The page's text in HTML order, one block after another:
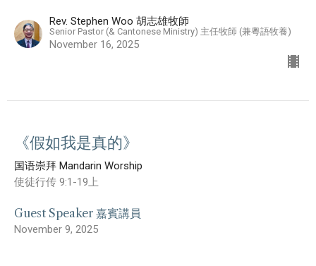
Rev. Stephen Woo 胡志雄牧師
Senior Pastor (& Cantonese Ministry) 主任牧師 (兼粵語牧養)
November 16, 2025
《假如我是真的》
国语崇拜 Mandarin Worship
使徒行传 9:1-19上
Guest Speaker 嘉賓講員
November 9, 2025